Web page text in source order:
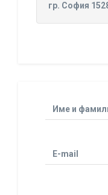
гр. София
Име и
E-mail